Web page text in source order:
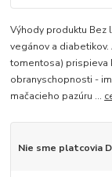
Výhody produktu Bez
vegánov a diabetikov.
tomentosa) prispieva
obranyschopnosti -
mačacieho pazúru ...
Nie sme platcovia